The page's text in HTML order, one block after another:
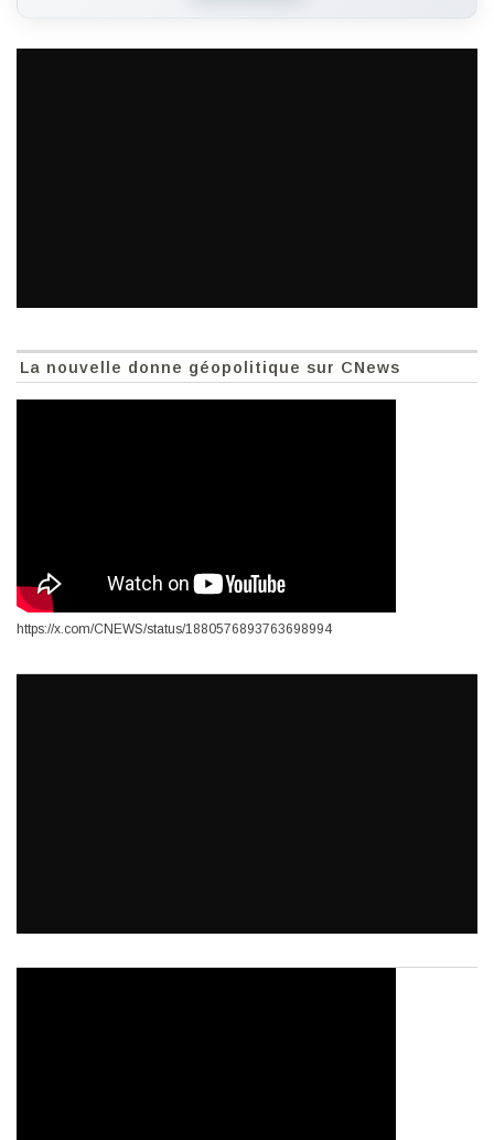
La nouvelle donne géopolitique sur CNews
https://x.com/CNEWS/status/1880576893763698994